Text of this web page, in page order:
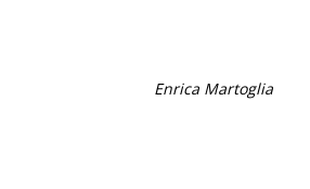
Enrica Martoglia